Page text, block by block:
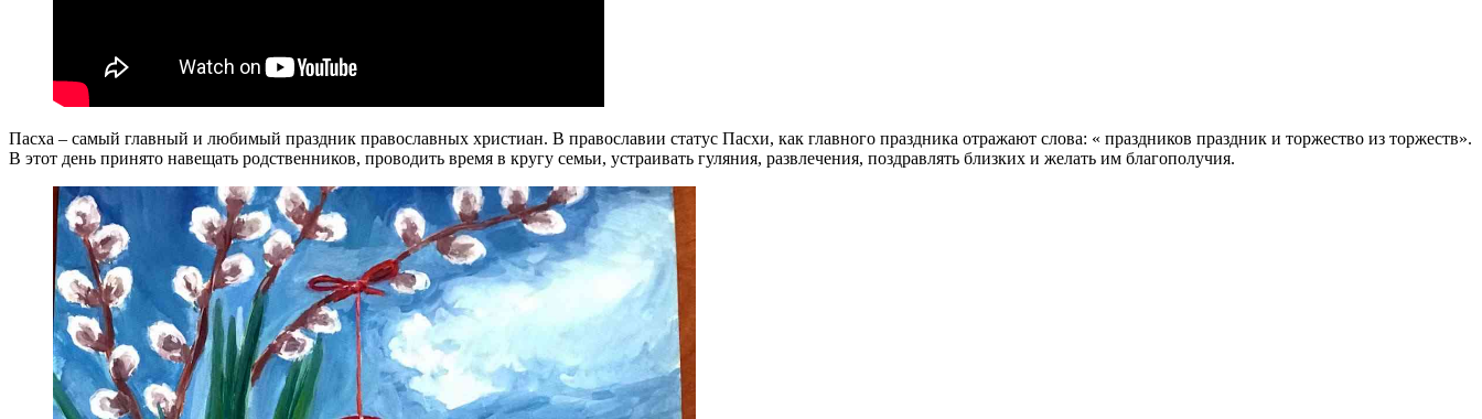
Пасха – самый главный и любимый праздник православных христиан. В православии статус Пасхи, как главного праздника отражают слова: « праздников праздник и торжество из торжеств».
В этот день принято навещать родственников, проводить время в кругу семьи, устраивать гуляния, развлечения, поздравлять близких и желать им благополучия.